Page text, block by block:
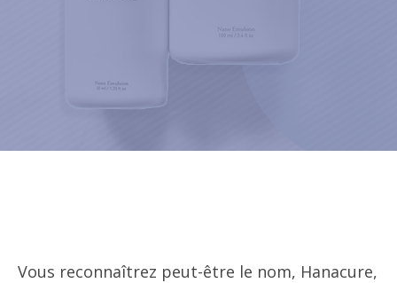
Vous reconnaîtrez peut-être le nom, Hanacure,